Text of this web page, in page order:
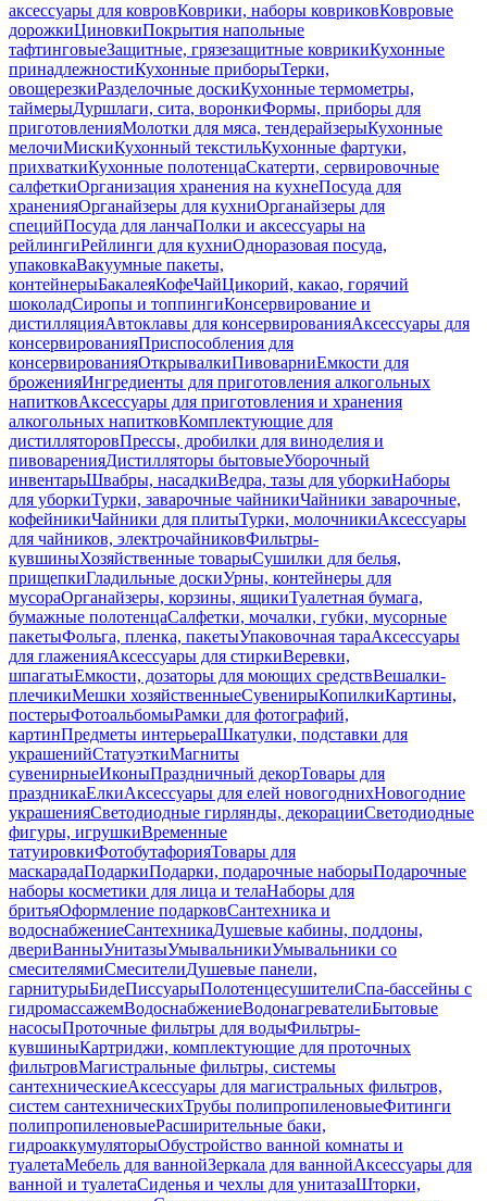
аксессуары для ковровКоврики, наборы ковриковКовровые
дорожкиЦиновкиПокрытия напольные
тафтинговыеЗащитные, грязезащитные коврикиКухонные
принадлежностиКухонные приборыТерки,
овощерезкиРазделочные доскиКухонные термометры,
таймерыДуршлаги, сита, воронкиФормы, приборы для
приготовленияМолотки для мяса, тендерайзерыКухонные
мелочиМискиКухонный текстильКухонные фартуки,
прихваткиКухонные полотенцаСкатерти, сервировочные
салфеткиОрганизация хранения на кухнеПосуда для
храненияОрганайзеры для кухниОрганайзеры для
специйПосуда для ланчаПолки и аксессуары на
рейлингиРейлинги для кухниОдноразовая посуда,
упаковкаВакуумные пакеты,
контейнерыБакалеяКофеЧайЦикорий, какао, горячий
шоколадСиропы и топпингиКонсервирование и
дистилляцияАвтоклавы для консервированияАксессуары для
консервированияПриспособления для
консервированияОткрывалкиПивоварниЕмкости для
броженияИнгредиенты для приготовления алкогольных
напитковАксессуары для приготовления и хранения
алкогольных напитковКомплектующие для
дистилляторовПрессы, дробилки для виноделия и
пивоваренияДистилляторы бытовыеУборочный
инвентарьШвабры, насадкиВедра, тазы для уборкиНаборы
для уборкиТурки, заварочные чайникиЧайники заварочные,
кофейникиЧайники для плитыТурки, молочникиАксессуары
для чайников, электрочайниковФильтры-
кувшиныХозяйственные товарыСушилки для белья,
прищепкиГладильные доскиУрны, контейнеры для
мусораОрганайзеры, корзины, ящикиТуалетная бумага,
бумажные полотенцаСалфетки, мочалки, губки, мусорные
пакетыФольга, пленка, пакетыУпаковочная тараАксессуары
для глаженияАксессуары для стиркиВеревки,
шпагатыЕмкости, дозаторы для моющих средствВешалки-
плечикиМешки хозяйственныеСувенирыКопилкиКартины,
постерыФотоальбомыРамки для фотографий,
картинПредметы интерьераШкатулки, подставки для
украшенийСтатуэткиМагниты
сувенирныеИконыПраздничный декорТовары для
праздникаЕлкиАксессуары для елей новогоднихНовогодние
украшенияСветодиодные гирлянды, декорацииСветодиодные
фигуры, игрушкиВременные
татуировкиФотобутафорияТовары для
маскарадаПодаркиПодарки, подарочные наборыПодарочные
наборы косметики для лица и телаНаборы для
бритьяОформление подарковСантехника и
водоснабжениеСантехникаДушевые кабины, поддоны,
двериВанныУнитазыУмывальникиУмывальники со
смесителямиСмесителиДушевые панели,
гарнитурыБидеПиссуарыПолотенцесушителиСпа-бассейны с
гидромассажемВодоснабжениеВодонагревателиБытовые
насосыПроточные фильтры для водыФильтры-
кувшиныКартриджи, комплектующие для проточных
фильтровМагистральные фильтры, системы
сантехническиеАксессуары для магистральных фильтров,
систем сантехническихТрубы полипропиленовыеФитинги
полипропиленовыеРасширительные баки,
гидроаккумуляторыОбустройство ванной комнаты и
туалетаМебель для ваннойЗеркала для ваннойАксессуары для
ванной и туалетаСиденья и чехлы для унитазаШторки,